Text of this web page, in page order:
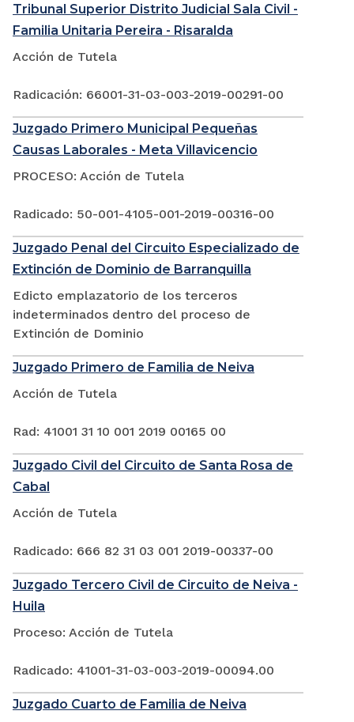
Tribunal Superior Distrito Judicial Sala Civil -
Familia Unitaria Pereira - Risaralda
Acción de Tutela
Radicación: 66001-31-03-003-2019-00291-00
Juzgado Primero Municipal Pequeñas
Causas Laborales - Meta Villavicencio
PROCESO: Acción de Tutela
Radicado: 50-001-4105-001-2019-00316-00
Juzgado Penal del Circuito Especializado de
Extinción de Dominio de Barranquilla
Edicto emplazatorio de los terceros
indeterminados dentro del proceso de
Extinción de Dominio
Juzgado Primero de Familia de Neiva
Acción de Tutela
Rad: 41001 31 10 001 2019 00165 00
Juzgado Civil del Circuito de Santa Rosa de
Cabal
Acción de Tutela
Radicado: 666 82 31 03 001 2019-00337-00
Juzgado Tercero Civil de Circuito de Neiva -
Huila
Proceso: Acción de Tutela
Radicado: 41001-31-03-003-2019-00094.00
Juzgado Cuarto de Familia de Neiva